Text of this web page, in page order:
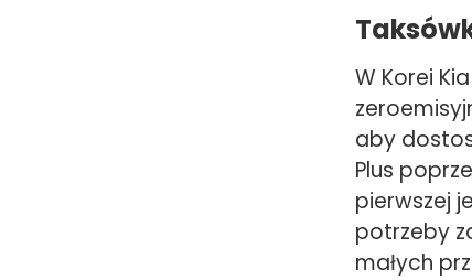
W Korei
aby
Plus
pierwszej
potrzeby
małych